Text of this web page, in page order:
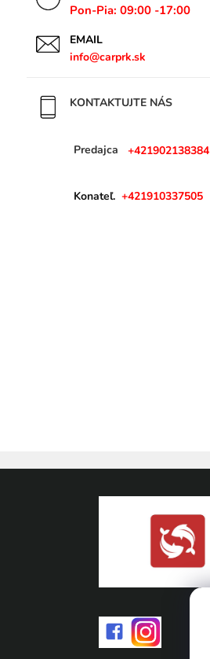
TIMARMIX
MIKADO
DELPHIN
LEDLENSER
MIVARDI
Pon-Pia: 09:00 -17:00
EMAIL
info@carprk.sk
KONTAKTUJTE NÁS
Predajca +421902138384
Konateľ. +421910337505